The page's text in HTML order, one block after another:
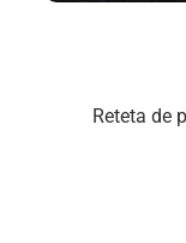
Reteta de